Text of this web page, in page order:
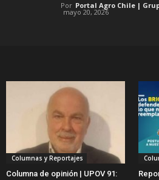
Por Portal Agro Chile |
mayo 20, 2026
Columnas y Reportajes
Columna de opinión | UPOV 91: